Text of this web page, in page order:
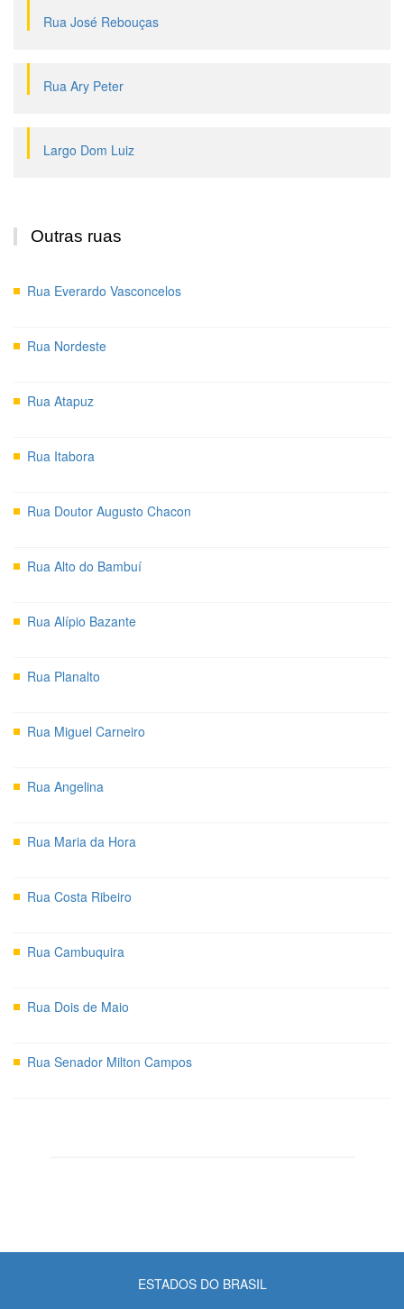
Rua José Rebouças
Rua Ary Peter
Largo Dom Luiz
Outras ruas
Rua Everardo Vasconcelos
Rua Nordeste
Rua Atapuz
Rua Itabora
Rua Doutor Augusto Chacon
Rua Alto do Bambuí
Rua Alípio Bazante
Rua Planalto
Rua Miguel Carneiro
Rua Angelina
Rua Maria da Hora
Rua Costa Ribeiro
Rua Cambuquira
Rua Dois de Maio
Rua Senador Milton Campos
ESTADOS DO BRASIL